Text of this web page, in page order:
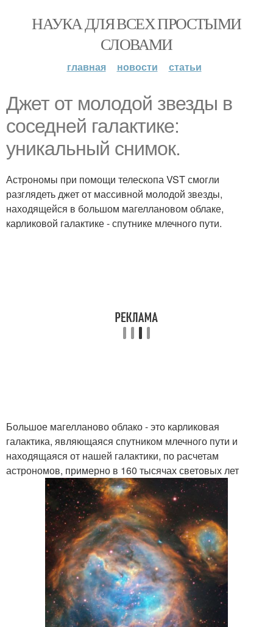
НАУКА ДЛЯ ВСЕХ ПРОСТЫМИ
СЛОВАМИ
главная новости статьи
Джет от молодой звезды в
соседней галактике:
уникальный снимок.
Астрономы при помощи телескопа VST смогли
разглядеть джет от массивной молодой звезды,
находящейся в большом магеллановом облаке,
карликовой галактике - спутнике млечного пути.
Большое магелланово облако - это карликовая
галактика, являющаяся спутником млечного пути и
находящаяся от нашей галактики, по расчетам
астрономов, примерно в 160 тысячах световых лет